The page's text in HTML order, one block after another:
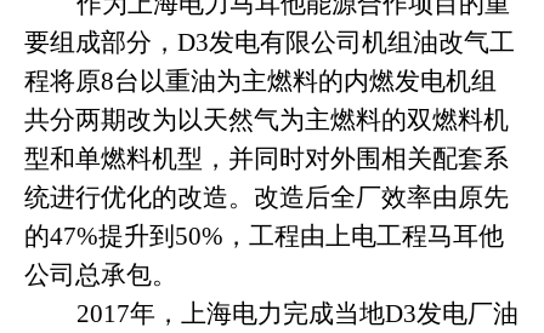
要组成部分， D3发电有限公司机组油改气工
程将原8台以重油为主燃料的内燃发电机组
共分两期改为以天然气为主燃料的双燃料机
型和单燃料机型，并同时对外围相关配套系
统进行优化的改造。改造后全厂效率由原先
的47%提升到50%，工程由上电工程马耳他
公司总承包。
2017年，上海电力完成当地D3发电厂油